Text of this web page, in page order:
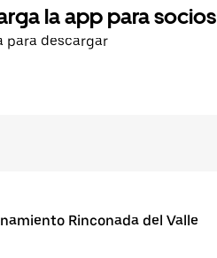
la app para socios
para descargar
Rinconada del Valle